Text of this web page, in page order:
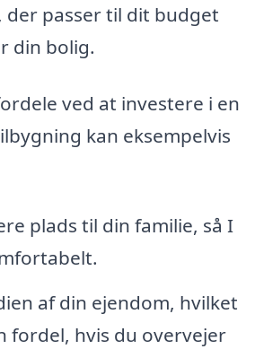
der passer til dit budget
din bolig.
ved at investere i en
kan eksempelvis
plads til din familie, så I
af din ejendom, hvilket
fordel, hvis du overvejer